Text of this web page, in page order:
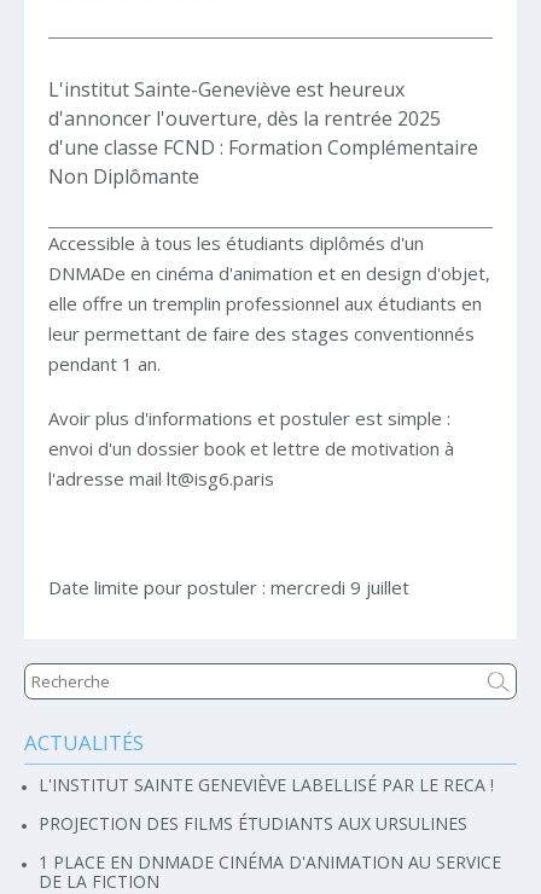
L'institut Sainte-Geneviève est heureux
d'annoncer l'ouverture, dès la rentrée 2025
d'une classe FCND : Formation Complémentaire
Non Diplômante
Accessible à tous les étudiants diplômés d'un
DNMADe en cinéma d'animation et en design d'objet,
elle offre un tremplin professionnel aux étudiants en
leur permettant de faire des stages conventionnés
pendant 1 an.
Avoir plus d'informations et postuler est simple :
envoi d'un dossier book et lettre de motivation à
l'adresse mail lt@isg6.paris
Date limite pour postuler : mercredi 9 juillet
Navigation
ACTUALITÉS
L'INSTITUT SAINTE GENEVIÈVE LABELLISÉ PAR LE RECA !
PROJECTION DES FILMS ÉTUDIANTS AUX URSULINES
1 PLACE EN DNMADE CINÉMA D'ANIMATION AU SERVICE
DE LA FICTION